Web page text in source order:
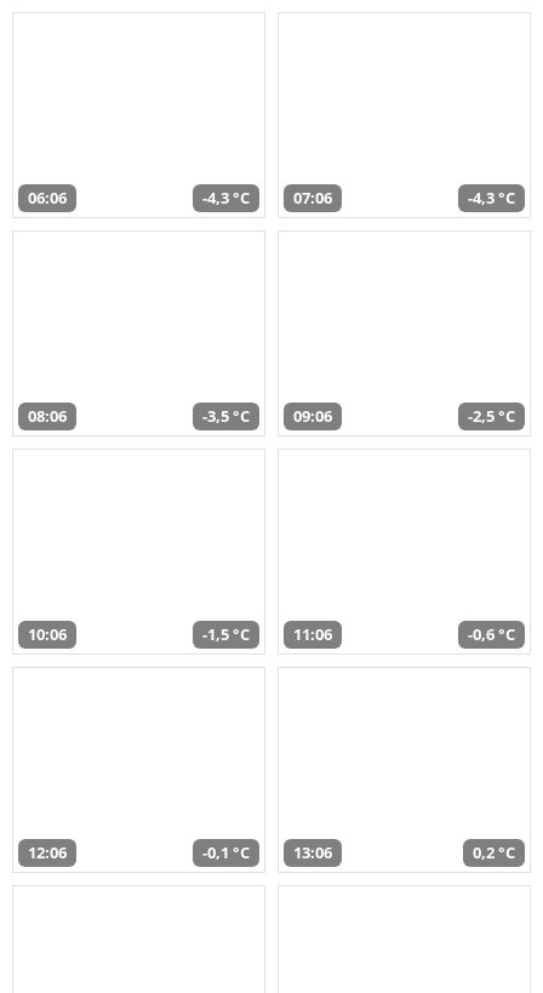
06:06 -4,3 °C 07:06 -4,3 °C
08:06 -3,5 °C 09:06 -2,5 °C
10:06 -1,5 °C 11:06 -0,6 °C
12:06 -0,1 °C 13:06 0,2 °C